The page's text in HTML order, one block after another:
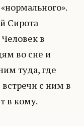
Сирота
в
во сне и
туда, где
с ним в
в кому.